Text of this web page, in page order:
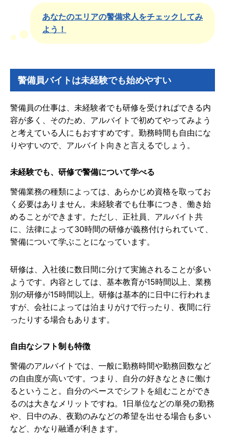
あなたのエリアの警備求人をチェックしてみ
よう！
警備員バイトは未経験でも始めやすい
警備員の仕事は、未経験者でも研修を受ければできる内
容が多く、そのため、アルバイトで初めてやってみよう
と考えている人にもおすすめです。勤務時間も自由にな
りやすいので、アルバイト向きと言えるでしょう。
未経験でも、研修で警備について学べる
警備業務の種類によっては、あらかじめ資格を取ってお
く必要はありません。未経験者でも仕事につき、働き始
めることができます。ただし、正社員、アルバイト共
に、法律によって30時間の研修が義務付けられていて、
警備について学ぶことになっています。
研修は、入社後に数日間に分けて実施されることが多い
ようです。内容としては、基本教育が15時間以上、業務
別の研修が15時間以上。研修は基本的に日中に行われま
すが、会社によっては泊まりがけで行ったり、夜間に行
ったりする場合もあります。
自由なシフト制も特徴
警備のアルバイトでは、一般に勤務時間や勤務回数など
の自由度が高いです。つまり、自分の好きなときに働け
るということ。自分のペースでシフトを組むことができ
るのは大きなメリットですね。1日単位などの単発の勤務
や、日中のみ、夜勤のみなどの希望を出せる場合も多い
など、かなり融通が利きます。